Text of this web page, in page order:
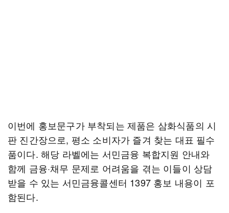
이번에 홍보문구가 부착되는 제품은 삼화식품의 시
판 진간장으로, 평소 소비자가 즐겨 찾는 대표 필수
품이다. 해당 라벨에는 서민금융 복합지원 안내와
함께 금융·채무 문제로 어려움을 겪는 이들이 상담
받을 수 있는 서민금융콜센터 1397 홍보 내용이 포
함된다.